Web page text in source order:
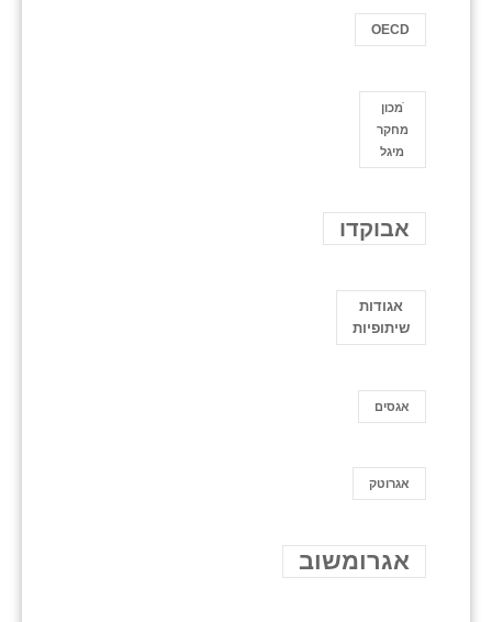
OECD
ֿמכון
מחקר
מיגל
אבוקדו
אגודות
שיתופיות
אגסים
אגרוטק
אגרומשוב